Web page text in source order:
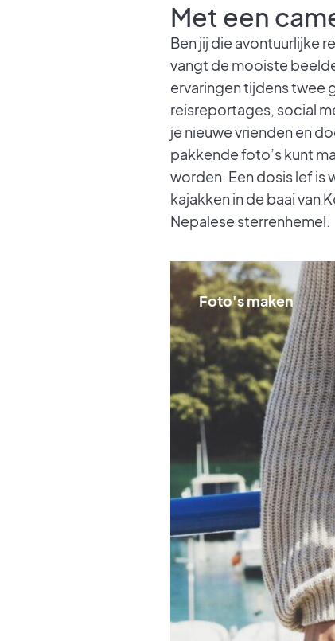
Met een
Ben jij die avontuurlijke
vangt de mooiste
ervaringen tijdens twee
reisreportages, social
je nieuwe vrienden en
pakkende foto’s kunt
worden. Een dosis lef is
kajakken in de baai van
Nepalese sterrenhemel.
Foto's maken